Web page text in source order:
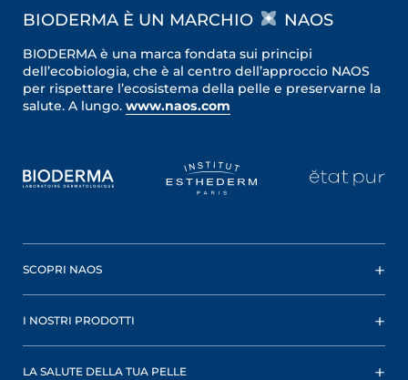
BIODERMA È UN MARCHIO NAOS
BIODERMA è una marca fondata sui principi
dell’ecobiologia, che è al centro dell’approccio NAOS
per rispettare l’ecosistema della pelle e preservarne la
salute. A lungo. www.naos.com
SCOPRI NAOS
I NOSTRI PRODOTTI
LA SALUTE DELLA TUA PELLE